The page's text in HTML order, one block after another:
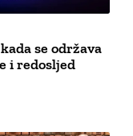
se održava
i redosljed